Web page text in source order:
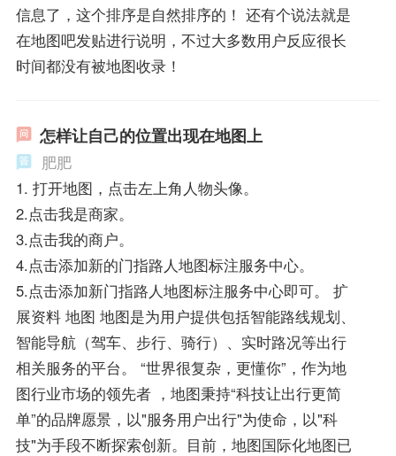
信息了，这个排序是自然排序的！ 还有个说法就是
在地图吧发贴进行说明，不过大多数用户反应很长
时间都没有被地图收录！
怎样让自己的位置出现在地图上
肥肥
1. 打开地图，点击左上角人物头像。
2.点击我是商家。
3.点击我的商户。
4.点击添加新的门指路人地图标注服务中心。
5.点击添加新门指路人地图标注服务中心即可。 扩
展资料 地图 地图是为用户提供包括智能路线规划、
智能导航（驾车、步行、骑行）、实时路况等出行
相关服务的平台。 “世界很复杂，更懂你”，作为地
图行业市场的领先者 ，地图秉持“科技让出行更简
单”的品牌愿景，以"服务用户出行"为使命，以"科
技"为手段不断探索创新。目前，地图国际化地图已